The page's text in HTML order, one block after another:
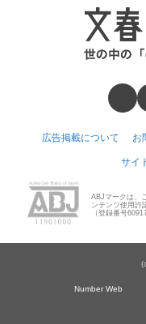
広告掲載について お
サイ
ABJマークは、
ンテンツ使用許
（登録番号
Number Web